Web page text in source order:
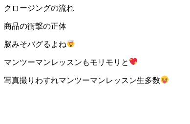
クロージングの流れ
商品の衝撃の正体
脳みそバグるよね
マンツーマンレッスンもモリモリと
写真撮りわすれマンツーマンレッスン生多数